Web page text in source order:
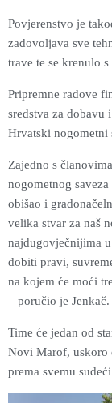
Povjerenstvo je
zadovoljava sve
trave te se krenulo
Pripremne radove
sredstva za dobavu
Hrvatski nogometni
Zajedno s
nogometnog
obišao i
velika stvar za naš
najdugovječnijima
dobiti pravi,
na kojem će moći
– poručio je Jenkač.
Time će jedan od
Novi Marof,
prema svemu